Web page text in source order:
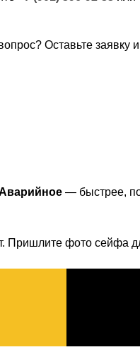
Оставьте заявку
— быстрее,
Пришлите фото сейфа